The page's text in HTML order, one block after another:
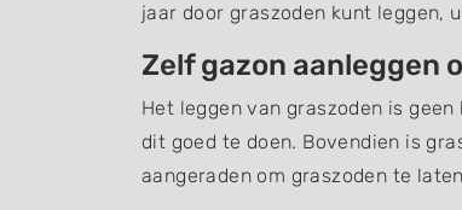
jaar door graszoden kunt leggen,
Zelf gazon aanleggen
Het leggen van graszoden is
dit goed te doen. Bovendien is
aangeraden om graszoden te